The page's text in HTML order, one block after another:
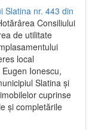
Slatina nr. 443 din
Consiliului
de utilitate
local
Ionescu,
Slatina şi
cuprinse
şi completările